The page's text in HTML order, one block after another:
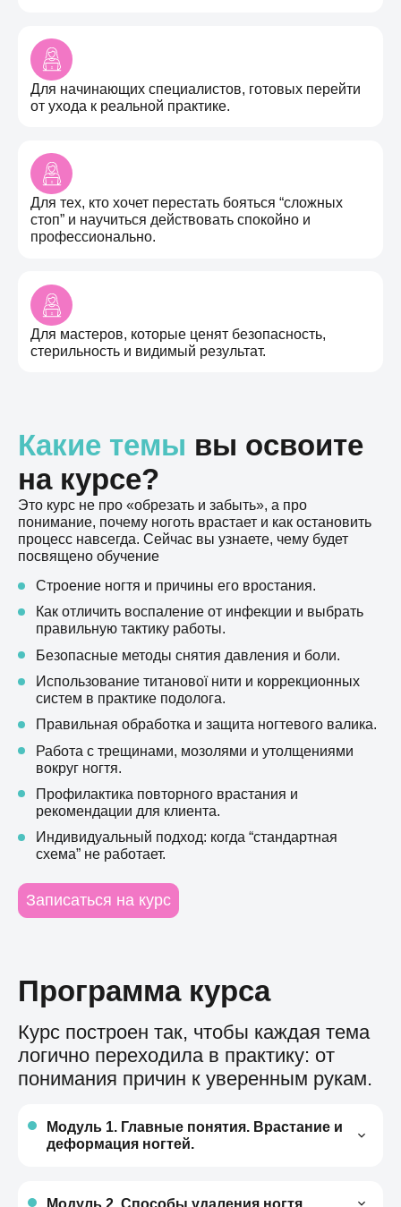
Для начинающих специалистов, готовых перейти
от ухода к реальной практике.
Для тех, кто хочет перестать бояться “сложных
стоп” и научиться действовать спокойно и
профессионально.
Для мастеров, которые ценят безопасность,
стерильность и видимый результат.
Какие темы вы освоите
на курсе?
Это курс не про «обрезать и забыть», а про
понимание, почему ноготь врастает и как остановить
процесс навсегда. Сейчас вы узнаете, чему будет
посвящено обучение
Строение ногтя и причины его вростания.
Как отличить воспаление от инфекции и выбрать
правильную тактику работы.
Безопасные методы снятия давления и боли.
Использование титанової нити и коррекционных
систем в практике подолога.
Правильная обработка и защита ногтевого валика.
Работа с трещинами, мозолями и утолщениями
вокруг ногтя.
Профилактика повторного врастания и
рекомендации для клиента.
Индивидуальный подход: когда “стандартная
схема” не работает.
Записаться на курс
Программа курса
Курс построен так, чтобы каждая тема
логично переходила в практику: от
понимания причин к уверенным рукам.
Модуль 1. Главные понятия. Врастание и
деформация ногтей.
Модуль 2. Способы удаления ногтя